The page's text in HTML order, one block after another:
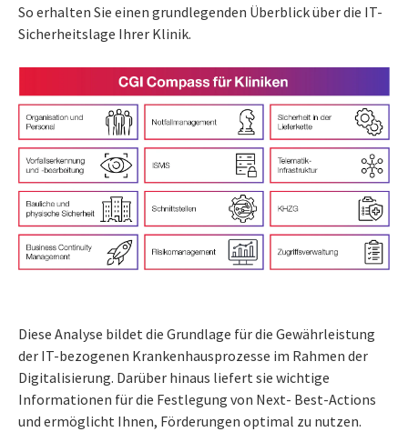
So erhalten Sie einen grundlegenden Überblick über die IT-
Sicherheitslage Ihrer Klinik.
Diese Analyse bildet die Grundlage für die Gewährleistung
der IT-bezogenen Krankenhausprozesse im Rahmen der
Digitalisierung. Darüber hinaus liefert sie wichtige
Informationen für die Festlegung von Next- Best-Actions
und ermöglicht Ihnen, Förderungen optimal zu nutzen.